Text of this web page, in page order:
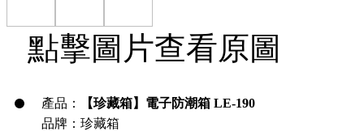
點擊圖片查看原圖
產品：
【珍藏箱】電子防潮箱 LE-190
品牌：珍藏箱